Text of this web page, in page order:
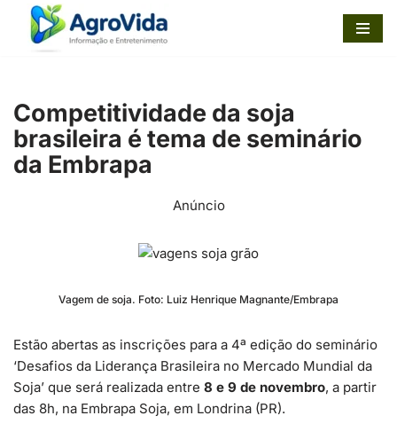
Pular
conteúdo
Competitividade da soja
brasileira é tema de seminário
da Embrapa
Anúncio
Vagem de soja. Foto: Luiz Henrique Magnante/Embrapa
Estão abertas as inscrições para a 4ª edição do seminário
‘Desafios da Liderança Brasileira no Mercado Mundial da
Soja’ que será realizada entre 8 e 9 de novembro, a partir
das 8h, na Embrapa Soja, em Londrina (PR).